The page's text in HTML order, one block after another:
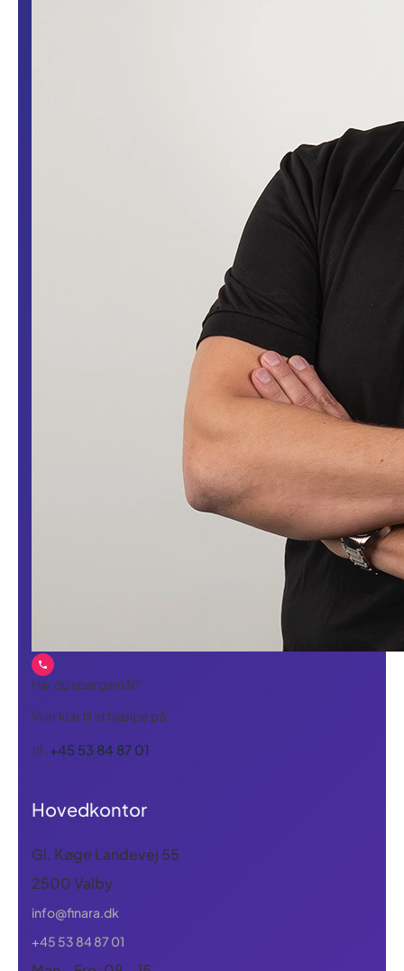
Har du spørgsmål?
Vi er klar til at hjælpe på
tlf. +45 53 84 87 01
Hovedkontor
Gl. Køge Landevej 55
2500 Valby
info@finara.dk
+45 53 84 87 01